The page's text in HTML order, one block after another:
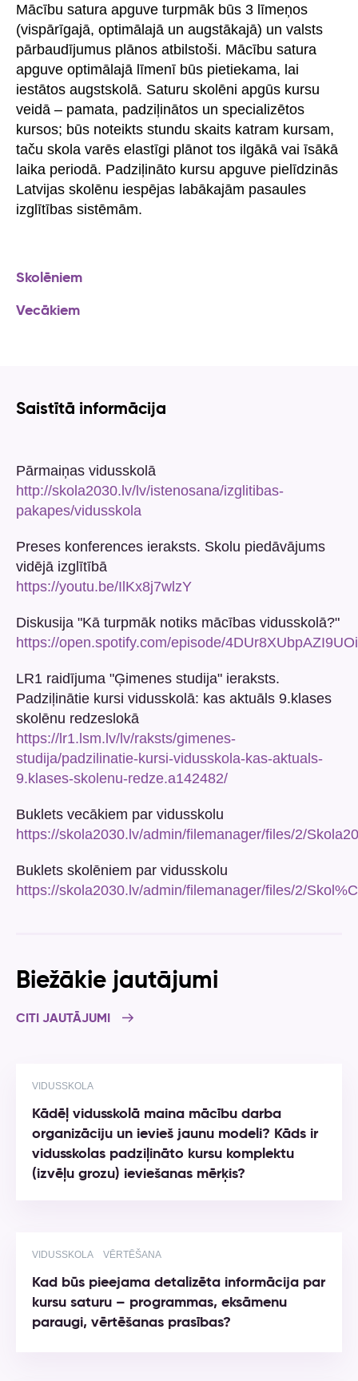
Mācību satura apguve turpmāk būs 3 līmeņos
(vispārīgajā, optimālajā un augstākajā) un valsts
pārbaudījumus plānos atbilstoši. Mācību satura
apguve optimālajā līmenī būs pietiekama, lai
iestātos augstskolā. Saturu skolēni apgūs kursu
veidā – pamata, padziļinātos un specializētos
kursos; būs noteikts stundu skaits katram kursam,
taču skola varēs elastīgi plānot tos ilgākā vai īsākā
laika periodā. Padziļināto kursu apguve pielīdzinās
Latvijas skolēnu iespējas labākajām pasaules
izglītības sistēmām.
Skolēniem
Vecākiem
Saistītā informācija
Pārmaiņas vidusskolā
http://skola2030.lv/lv/istenosana/izglitibas-
pakapes/vidusskola
Preses konferences ieraksts. Skolu piedāvājums
vidējā izglītībā
https://youtu.be/IlKx8j7wlzY
Diskusija "Kā turpmāk notiks mācības vidusskolā?"
https://open.spotify.com/episode/
LR1 raidījuma "Ģimenes studija" ieraksts.
Padziļinātie kursi vidusskolā: kas aktuāls 9.klases
skolēnu redzeslokā
https://lr1.lsm.lv/lv/raksts/gimenes-
studija/padzilinatie-kursi-vidusskola-kas-aktuals-
9.klases-skolenu-redze.a142482/
Buklets vecākiem par vidusskolu
https://skola2030.lv/admin/filemanager/files/2/
Buklets skolēniem par vidusskolu
https://skola2030.lv/admin/filemanager/files/2/
Biežākie jautājumi
CITI JAUTĀJUMI
VIDUSSKOLA
Kādēļ vidusskolā maina mācību darba
organizāciju un ievieš jaunu modeli? Kāds ir
vidusskolas padziļināto kursu komplektu
(izvēļu grozu) ieviešanas mērķis?
VIDUSSKOLA VĒRTĒŠANA
Kad būs pieejama detalizēta informācija par
kursu saturu – programmas, eksāmenu
paraugi, vērtēšanas prasības?